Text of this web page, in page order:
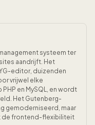
systeem ter
aandrijft. Het
editor, duizenden
vrijwel elke
en MySQL, en wordt
Het Gutenberg-
gemoderniseerd, maar
de frontend-flexibiliteit